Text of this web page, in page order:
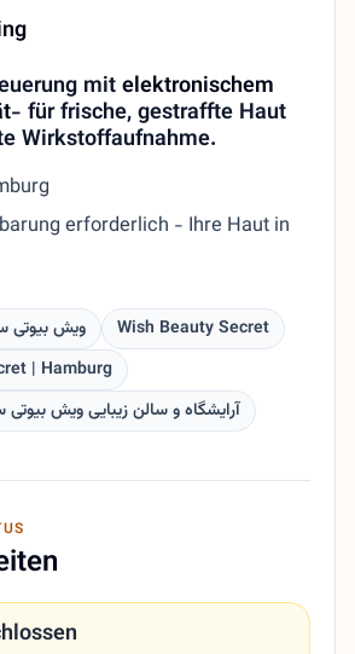
mitelektronischem
- für frische, gestraffte Haut
Wirkstoffaufnahme.
erforderlich - Ihre Haut in
ویش بیوتی
Wish Beauty Secret
| Hamburg
آرایشگاه و سالن زیبایی ویش